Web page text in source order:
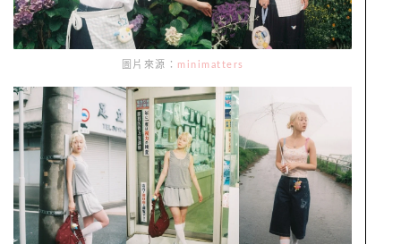
圖片來源： minimatters